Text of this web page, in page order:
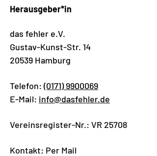
Herausgeber*in
das fehler e.V.
Gustav-Kunst-Str. 14
20539 Hamburg
Telefon: (0171) 9900069
E-Mail: info@dasfehler.de
Vereinsregister-Nr.: VR 25708
Kontakt: Per Mail